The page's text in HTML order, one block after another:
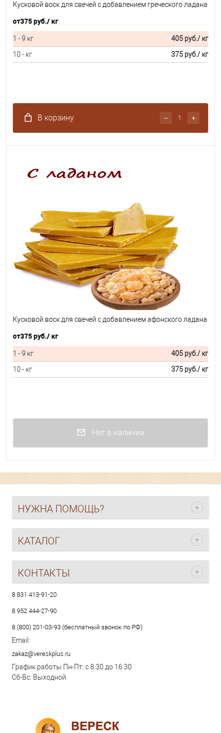
Кусковой воск для свечей с добавлением греческого ладана
от375 руб./ кг
1 - 9 кг 405 руб./ кг
10 - кг
375 руб./ кг
В корзину
Кусковой воск для свечей с добавлением афонского ладана
от375 руб./ кг
1 - 9 кг 405 руб./ кг
10 - кг
375 руб./ кг
Нет в наличии
НУЖНА ПОМОЩЬ?
КАТАЛОГ
КОНТАКТЫ
8 831 413-91-20
8 952 444-27-90
8 (800) 201-03-93 (бесплатный звонок по РФ)
Email:
zakaz@vereskplus.ru
График работы Пн-Пт: с 8:30 до 16:30
Сб-Вс: Выходной